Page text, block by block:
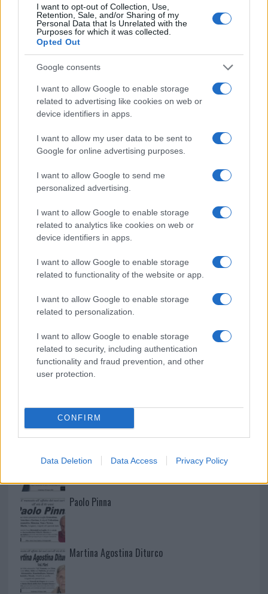
I want to opt-out of Collection, Use,
Retention, Sale, and/or Sharing of my
Personal Data that Is Unrelated with the
Purposes for which it was collected.
Opted Out
Google consents
I want to allow Google to enable storage
related to advertising like cookies on web or
device identifiers in apps.
I want to allow my user data to be sent to
Google for online advertising purposes.
I want to allow Google to send me
personalized advertising.
I want to allow Google to enable storage
related to analytics like cookies on web or
device identifiers in apps.
I want to allow Google to enable storage
related to functionality of the website or app.
I want to allow Google to enable storage
related to personalization.
I want to allow Google to enable storage
related to security, including authentication
functionality and fraud prevention, and other
user protection.
CONFIRM
Data Deletion Data Access Privacy Policy
attacca la sindaca
Salvini contestato a L’Agnata, il ministro
interviene: “Amo De Andrè che democrazia è?”
Porto Taverna, strage di pesci nello stagno:
scattano le prime bonifiche
Olbia, stretta sulla sicurezza per il Red Valley
Santa Teresa Gallura, nuove regole per la
raccolta differenziata
Robbie Williams incanta il gala del Big Art
Festival al Romazzino
NECROLOGIE
Paolo Pinna
Martina Agostina Diturco